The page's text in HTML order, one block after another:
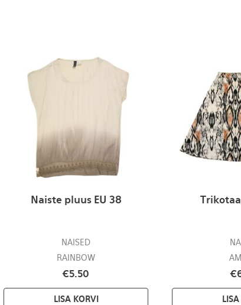
Naiste pluus EU 38
NAISED
RAINBOW
€5.50
LISA KORVI
€